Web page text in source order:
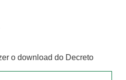
o download do Decreto